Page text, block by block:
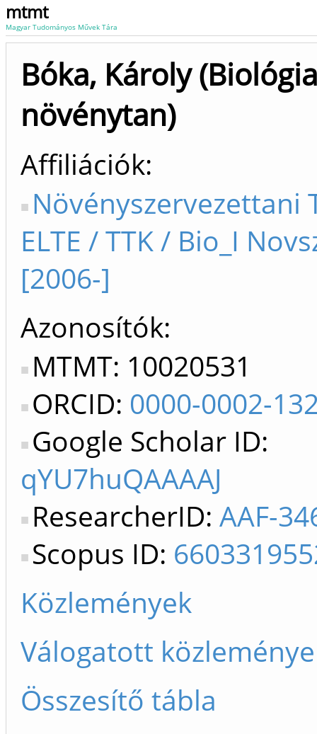
mtmt
Magyar Tudományos Művek Tára
Bóka, Károly
növénytan)
Affiliációk
Növényszervezettani
ELTE / TTK / Bio_I
[2006-]
Azonosítók
MTMT: 10020531
ORCID: 0000-0002-
Google Scholar ID:
qYU7huQAAAAJ
ResearcherID: AAF-
Scopus ID:
Közlemények
Válogatott
Összesítő tábla